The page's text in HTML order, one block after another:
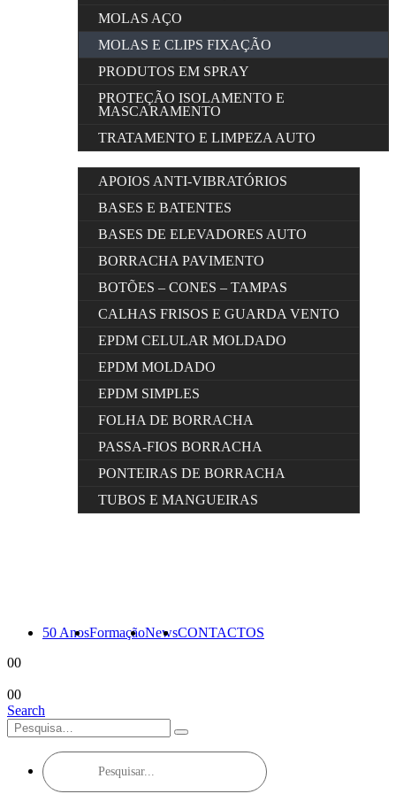
MOLAS AÇO
MOLAS E CLIPS FIXAÇÃO
PRODUTOS EM SPRAY
PROTEÇÃO ISOLAMENTO E
MASCARAMENTO
TRATAMENTO E LIMPEZA AUTO
APOIOS ANTI-VIBRATÓRIOS
BASES E BATENTES
BASES DE ELEVADORES AUTO
BORRACHA PAVIMENTO
BOTÕES – CONES – TAMPAS
CALHAS FRISOS E GUARDA VENTO
EPDM CELULAR MOLDADO
EPDM MOLDADO
EPDM SIMPLES
FOLHA DE BORRACHA
PASSA-FIOS BORRACHA
PONTEIRAS DE BORRACHA
TUBOS E MANGUEIRAS
50 AnosFormaçãoNewsCONTACTOS
00
00
Search
Products
search